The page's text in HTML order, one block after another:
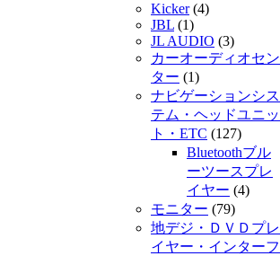
Kicker(4)
JBL (1)
JL AUDIO (3)
カーオーディオセン
ター (1)
ナビゲーションシス
テム・ヘッドユニッ
ト・ETC (127)
Bluetoothブル
ーツースプレ
イヤー (4)
モニター (79)
地デジ・ＤＶＤプレ
イヤー・インターフ